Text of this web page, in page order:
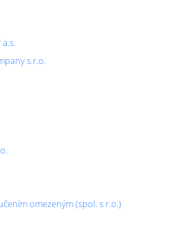
a.s.
s.r.o.
omezeným (spol. s r.o.)